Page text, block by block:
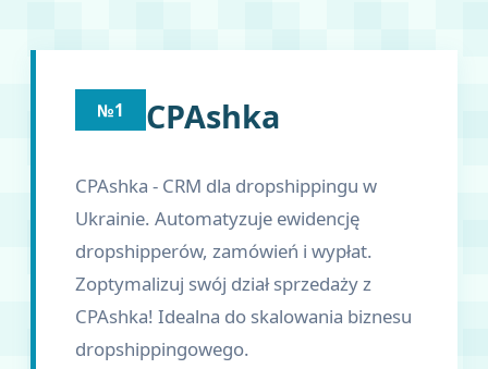
№1 CPAshka
CPAshka - CRM dla dropshippingu w
Ukrainie. Automatyzuje ewidencję
dropshipperów, zamówień i wypłat.
Zoptymalizuj swój dział sprzedaży z
CPAshka! Idealna do skalowania biznesu
dropshippingowego.